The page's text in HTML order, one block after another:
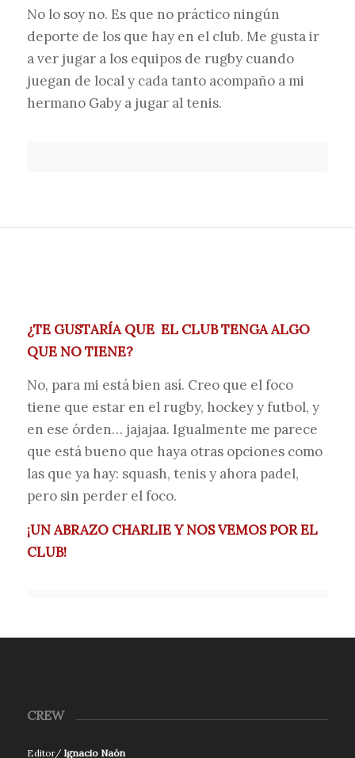
No lo soy no. Es que no práctico ningún
deporte de los que hay en el club. Me gusta ir
a ver jugar a los equipos de rugby cuando
juegan de local y cada tanto acompaño a mi
hermano Gaby a jugar al tenis.
¿TE GUSTARÍA QUE EL CLUB TENGA ALGO
QUE NO TIENE?
No, para mi está bien así. Creo que el foco
tiene que estar en el rugby, hockey y futbol, y
en ese órden… jajajaa. Igualmente me parece
que está bueno que haya otras opciones como
las que ya hay: squash, tenis y ahora padel,
pero sin perder el foco.
¡UN ABRAZO CHARLIE Y NOS VEMOS POR EL
CLUB!
CREW
Editor/ Ignacio Naón